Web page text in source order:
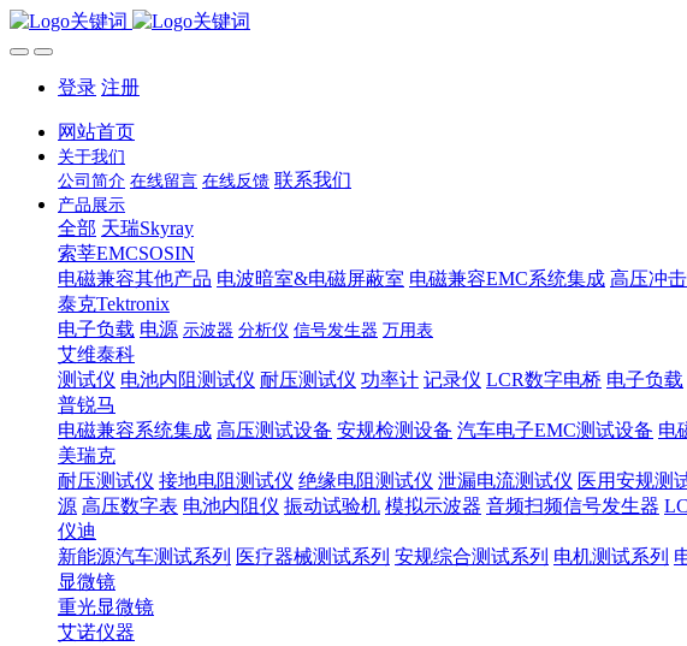
登录 注册
网站首页
关于我们
公司简介 在线留言 在线反馈 联系我们
产品展示
全部 天瑞Skyray
索莘EMCSOSIN
电磁兼容其他产品 电波暗室&电磁屏蔽室 电磁兼容EMC系统集成 高压冲
泰克Tektronix
电子负载 电源 示波器 分析仪 信号发生器 万用表
艾维泰科
测试仪 电池内阻测试仪 耐压测试仪 功率计 记录仪 LCR数字电桥 电子负载
普锐马
电磁兼容系统集成 高压测试设备 安规检测设备 汽车电子EMC测试设备 电
美瑞克
耐压测试仪 接地电阻测试仪 绝缘电阻测试仪 泄漏电流测试仪 医用安规测
源 高压数字表 电池内阻仪 振动试验机 模拟示波器 音频扫频信号发生器
仪迪
新能源汽车测试系列 医疗器械测试系列 安规综合测试系列 电机测试系列
显微镜
重光显微镜
艾诺仪器